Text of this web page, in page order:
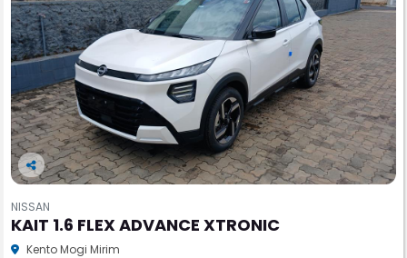
Co
pa
rtil
he
NISSAN
KAIT 1.6 FLEX ADVANCE XTRONIC
Kento Mogi Mirim